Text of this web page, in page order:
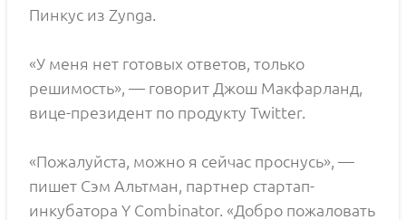
Пинкус из Zynga.
«У меня нет готовых ответов, только
решимость», — говорит Джош Макфарланд,
вице-президент по продукту Twitter.
«Пожалуйста, можно я сейчас проснусь», —
пишет Сэм Альтман, партнер стартап-
инкубатора Y Combinator. «Добро пожаловать